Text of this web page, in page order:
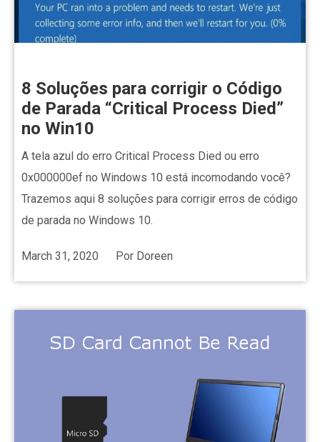
8 Soluções para corrigir o Código
de Parada “Critical Process Died”
no Win10
A tela azul do erro Critical Process Died ou erro
0x000000ef no Windows 10 está incomodando você?
Trazemos aqui 8 soluções para corrigir erros de código
de parada no Windows 10.
March 31, 2020 Por Doreen